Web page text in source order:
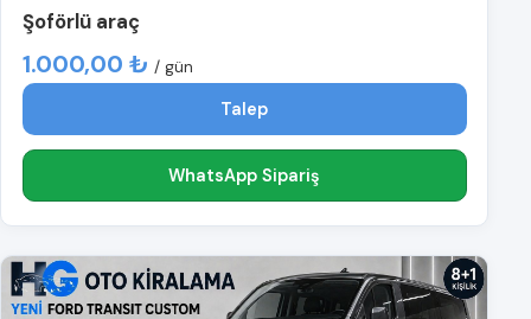
Şoförlü araç
1.000,00 ₺ / gün
Talep
WhatsApp Sipariş